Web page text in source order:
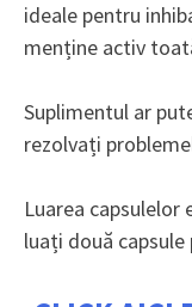
ideale pentru
menține activ
Suplimentul ar
rezolvați
Luarea capsulelor
luați două capsule